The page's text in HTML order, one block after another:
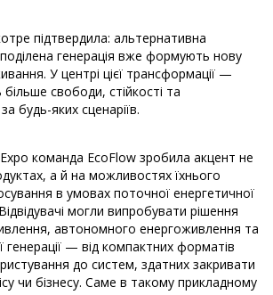
підтвердила: альтернативна
генерація вже формують нову
У центрі цієї трансформації —
свободи, стійкості та
будь-яких сценаріїв.
команда EcoFlow зробила акцент не
а й на можливостях їхнього
в умовах поточної енергетичної
Відвідувачі могли випробувати рішення
автономного енергоживлення та
генерації — від компактних форматів
до систем, здатних закривати
чи бізнесу. Саме в такому прикладному